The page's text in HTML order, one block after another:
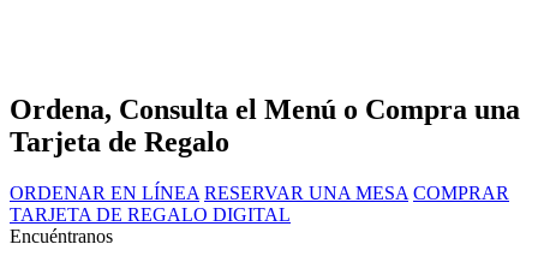
Ordena, Consulta el Menú o Compra una
Tarjeta de Regalo
ORDENAR EN LÍNEA RESERVAR UNA MESA COMPRAR
TARJETA DE REGALO DIGITAL
Encuéntranos